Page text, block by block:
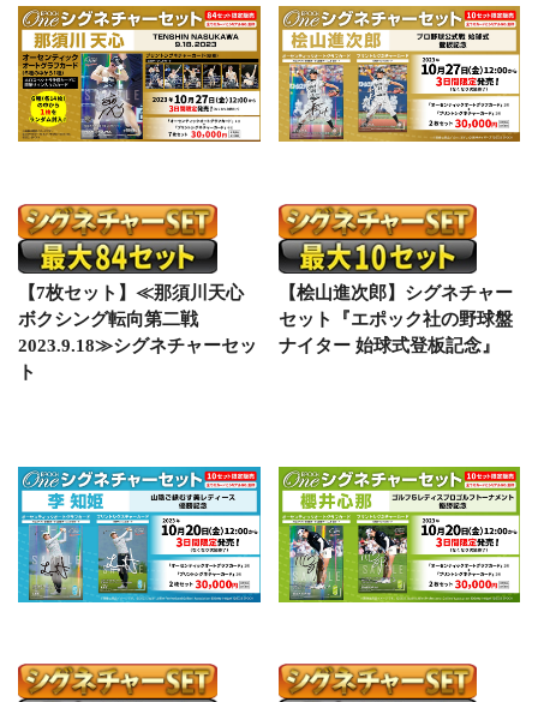
【7枚セット】≪那須川天心
ボクシング転向第二戦
2023.9.18≫シグネチャーセッ
ト
【桧山進次郎】シグネチャー
セット『エポック社の野球盤
ナイター 始球式登板記念』